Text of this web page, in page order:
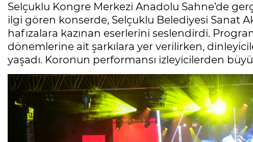
Selçuklu Kongre Merkezi Anadolu Sahne’de
ilgi gören konserde, Selçuklu Belediyesi Sanat
hafızalara kazınan eserlerini seslendirdi.
dönemlerine ait şarkılara yer verilirken,
yaşadı. Koronun performansı izleyicilerden